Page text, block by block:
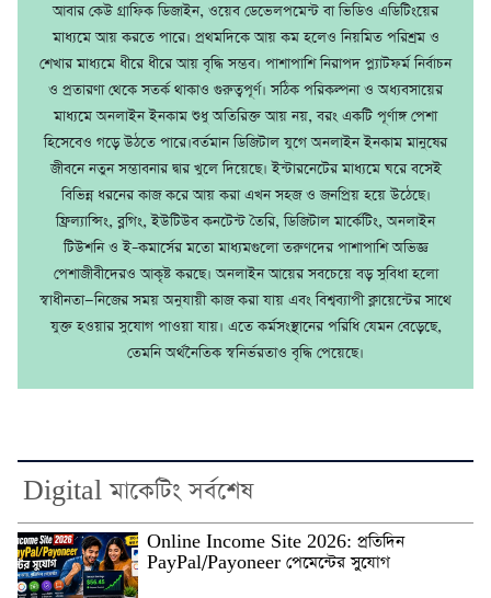
আবার কেউ গ্রাফিক ডিজাইন, ওয়েব ডেভেলপমেন্ট বা ভিডিও এডিটিংয়ের
মাধ্যমে আয় করতে পারে। প্রথমদিকে আয় কম হলেও নিয়মিত পরিশ্রম ও
শেখার মাধ্যমে ধীরে ধীরে আয় বৃদ্ধি সম্ভব। পাশাপাশি নিরাপদ প্ল্যাটফর্ম নির্বাচন
ও প্রতারণা থেকে সতর্ক থাকাও গুরুত্বপূর্ণ। সঠিক পরিকল্পনা ও অধ্যবসায়ের
মাধ্যমে অনলাইন ইনকাম শুধু অতিরিক্ত আয় নয়, বরং একটি পূর্ণাঙ্গ পেশা
হিসেবেও গড়ে উঠতে পারে।বর্তমান ডিজিটাল যুগে অনলাইন ইনকাম মানুষের
জীবনে নতুন সম্ভাবনার দ্বার খুলে দিয়েছে। ইন্টারনেটের মাধ্যমে ঘরে বসেই
বিভিন্ন ধরনের কাজ করে আয় করা এখন সহজ ও জনপ্রিয় হয়ে উঠেছে।
ফ্রিল্যান্সিং, ব্লগিং, ইউটিউব কনটেন্ট তৈরি, ডিজিটাল মার্কেটিং, অনলাইন
টিউশনি ও ই–কমার্সের মতো মাধ্যমগুলো তরুণদের পাশাপাশি অভিজ্ঞ
পেশাজীবীদেরও আকৃষ্ট করছে। অনলাইন আয়ের সবচেয়ে বড় সুবিধা হলো
স্বাধীনতা—নিজের সময় অনুযায়ী কাজ করা যায় এবং বিশ্বব্যাপী ক্লায়েন্টের সাথে
যুক্ত হওয়ার সুযোগ পাওয়া যায়। এতে কর্মসংস্থানের পরিধি যেমন বেড়েছে,
তেমনি অর্থনৈতিক স্বনির্ভরতাও বৃদ্ধি পেয়েছে।
Digital মাকেটিং সর্বশেষ
Online Income Site 2026: প্রতিদিন
PayPal/Payoneer পেমেন্টের সুযোগ